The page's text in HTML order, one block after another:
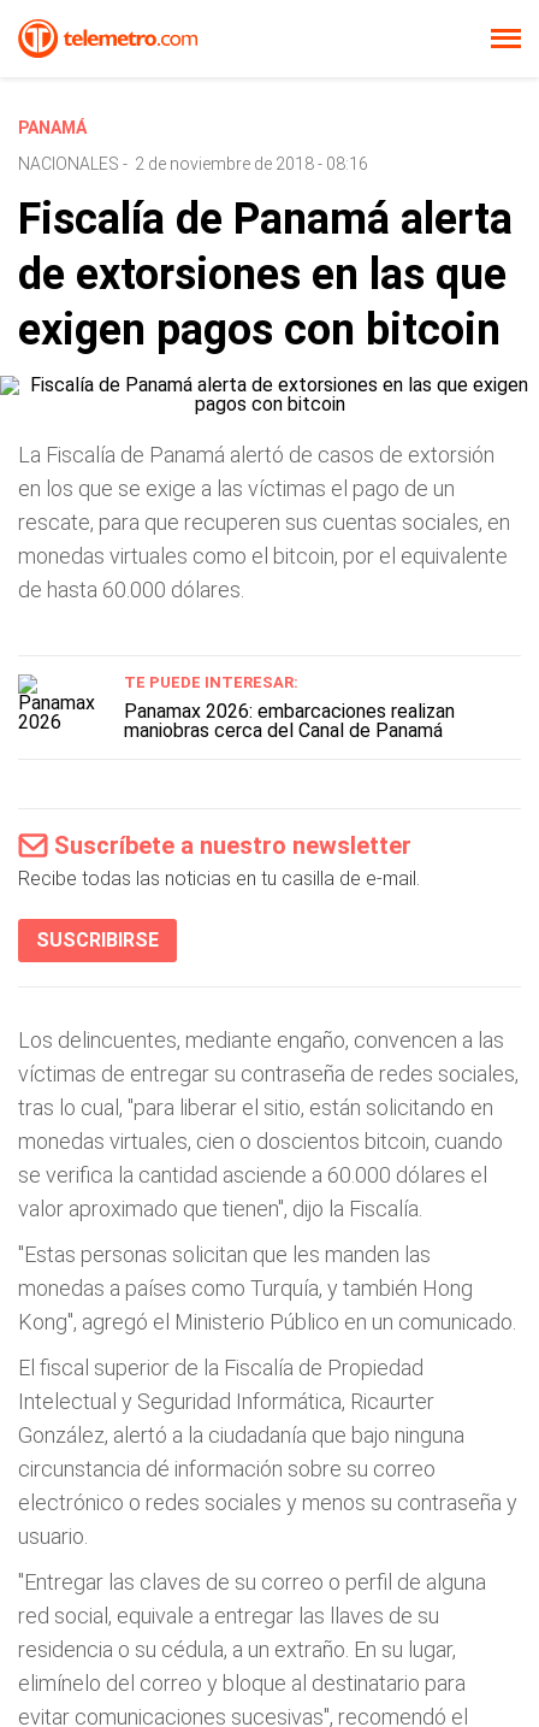
PANAMÁ
NACIONALES - 2 de noviembre de 2018 - 08:16
Fiscalía de Panamá alerta
de extorsiones en las que
exigen pagos con bitcoin
La Fiscalía de Panamá alertó de casos de extorsión
en los que se exige a las víctimas el pago de un
rescate, para que recuperen sus cuentas sociales, en
monedas virtuales como el bitcoin, por el equivalente
de hasta 60.000 dólares.
TE PUEDE INTERESAR:
Panamax 2026: embarcaciones realizan
maniobras cerca del Canal de Panamá
Suscríbete a nuestro newsletter
Recibe todas las noticias en tu casilla de e-mail.
SUSCRIBIRSE
Los delincuentes, mediante engaño, convencen a las
víctimas de entregar su contraseña de redes sociales,
tras lo cual, "para liberar el sitio, están solicitando en
monedas virtuales, cien o doscientos bitcoin, cuando
se verifica la cantidad asciende a 60.000 dólares el
valor aproximado que tienen", dijo la Fiscalía.
"Estas personas solicitan que les manden las
monedas a países como Turquía, y también Hong
Kong", agregó el Ministerio Público en un comunicado.
El fiscal superior de la Fiscalía de Propiedad
Intelectual y Seguridad Informática, Ricaurter
González, alertó a la ciudadanía que bajo ninguna
circunstancia dé información sobre su correo
electrónico o redes sociales y menos su contraseña y
usuario.
"Entregar las claves de su correo o perfil de alguna
red social, equivale a entregar las llaves de su
residencia o su cédula, a un extraño. En su lugar,
elimínelo del correo y bloque al destinatario para
evitar comunicaciones sucesivas", recomendó el